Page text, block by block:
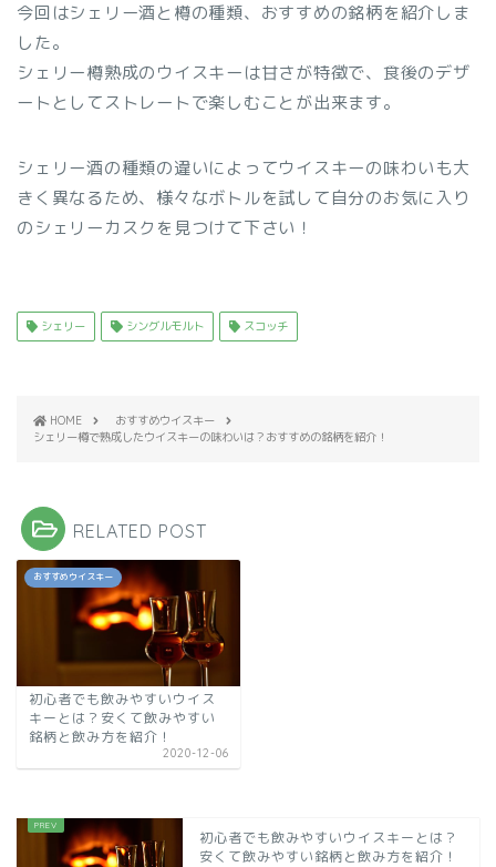
今回はシェリー酒と樽の種類、おすすめの銘柄を紹介しま
した。
シェリー樽熟成のウイスキーは甘さが特徴で、食後のデザ
ートとしてストレートで楽しむことが出来ます。
シェリー酒の種類の違いによってウイスキーの味わいも大
きく異なるため、様々なボトルを試して自分のお気に入り
のシェリーカスクを見つけて下さい！
シェリー シングルモルト スコッチ
HOME
おすすめウイスキー
シェリー樽で熟成したウイスキーの味わいは？おすすめの銘柄を紹介！
RELATED POST
おすすめウイスキー
初心者でも飲みやすいウイス
キーとは？安くて飲みやすい
銘柄と飲み方を紹介！
2020-12-06
初心者でも飲みやすいウイスキーとは？
安くて飲みやすい銘柄と飲み方を紹介！